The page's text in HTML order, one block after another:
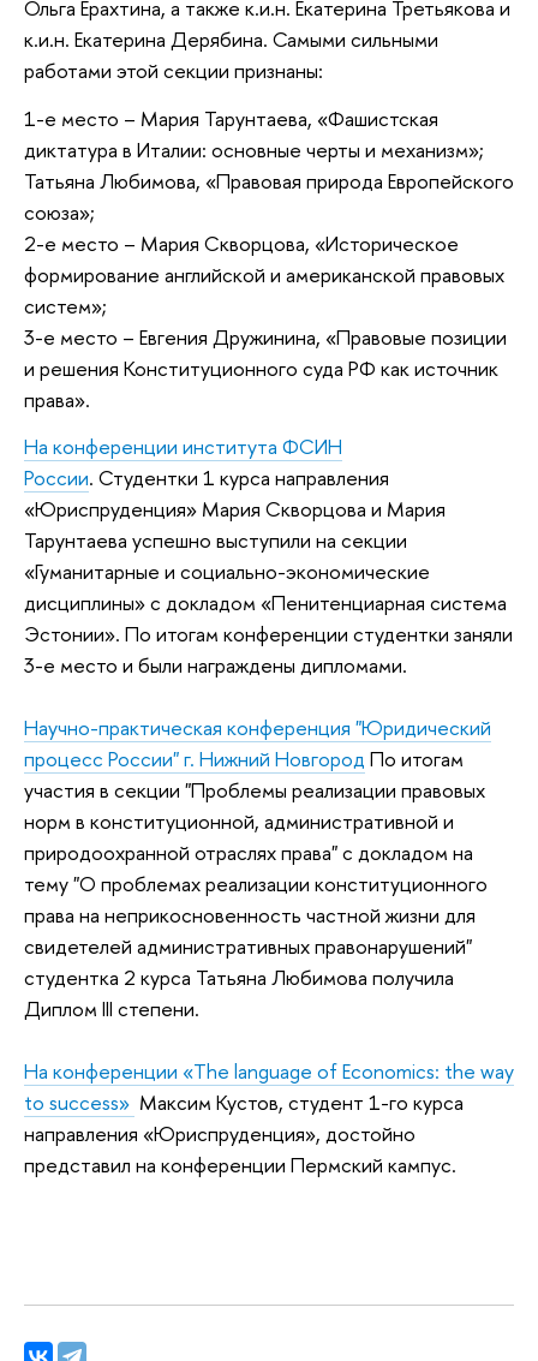
Ольга Ерахтина, а также к.и.н. Екатерина Третьякова и
к.и.н. Екатерина Дерябина. Самыми сильными
работами этой секции признаны:
1-е место – Мария Тарунтаева, «Фашистская
диктатура в Италии: основные черты и механизм»;
Татьяна Любимова, «Правовая природа Европейского
союза»;
2-е место – Мария Скворцова, «Историческое
формирование английской и американской правовых
систем»;
3-е место – Евгения Дружинина, «Правовые позиции
и решения Конституционного суда РФ как источник
права».
На конференции института ФСИН
России. Студентки 1 курса направления
«Юриспруденция» Мария Скворцова и Мария
Тарунтаева успешно выступили на секции
«Гуманитарные и социально-экономические
дисциплины» с докладом «Пенитенциарная система
Эстонии». По итогам конференции студентки заняли
3-е место и были награждены дипломами.
Научно-практическая конференция "Юридический
процесс России" г. Нижний Новгород По итогам
участия в секции "Проблемы реализации правовых
норм в конституционной, административной и
природоохранной отраслях права" с докладом на
тему "О проблемах реализации конституционного
права на неприкосновенность частной жизни для
свидетелей административных правонарушений"
студентка 2 курса Татьяна Любимова получила
Диплом III степени.
На конференции «The language of Economics: the way
to success» Максим Кустов, студент 1-го курса
направления «Юриспруденция», достойно
представил на конференции Пермский кампус.